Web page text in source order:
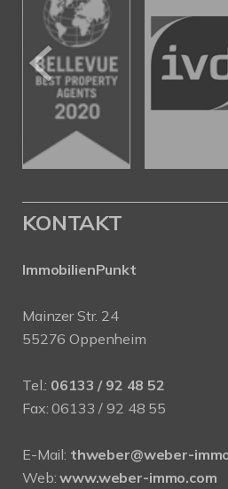
KONTAKT
ImmobilienPunkt
Mainzer Str. 24
55276 Oppenheim
Tel.: 06133 / 92 48 52
Fax: 06133 / 92 48 55
E-Mail: thweber@weber-
Web:www.weber-immo.com